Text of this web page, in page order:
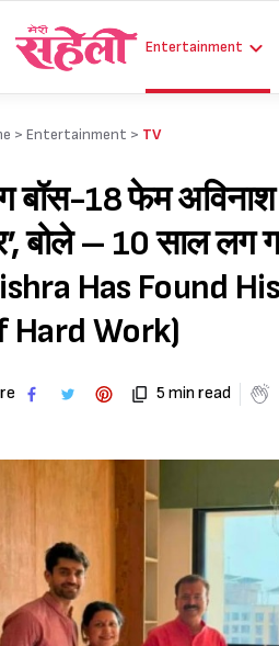
Entertainment
> Entertainment > TV
बॉस-18 फेम अविनाश
बोले – 10 साल लग
Has Found
Hard Work)
5 min read